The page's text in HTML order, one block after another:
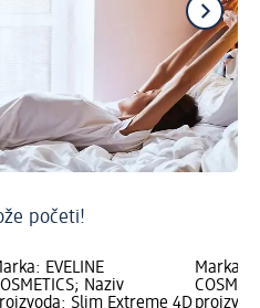
početi!
EVELINE
Naziv
Slim Extreme 4D
Marka: